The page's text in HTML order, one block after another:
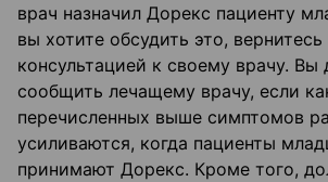
врач назначил Дорекс пациенту
вы хотите обсудить это, вернитесь
консультацией к своему врачу.
сообщить лечащему врачу, если
перечисленных выше симптомов
усиливаются, когда пациенты
принимают Дорекс. Кроме того,